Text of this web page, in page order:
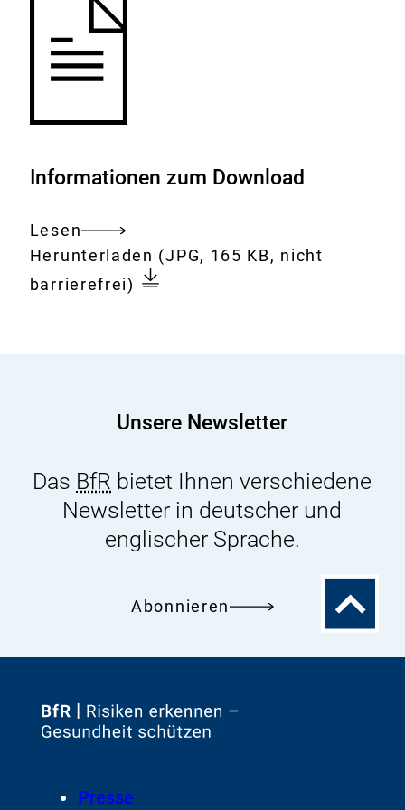
Informationen zum Download
Lesen
Gesamtes
Dokument
Download:
Herunterladen Bild
12
(JPG, 165 KB, nicht
barrierefrei)
Unsere Newsletter
Das BfR bietet Ihnen verschiedene
Newsletter in deutscher und
englischer Sprache.
Abonnieren
Zum
Zur
FooterPresse